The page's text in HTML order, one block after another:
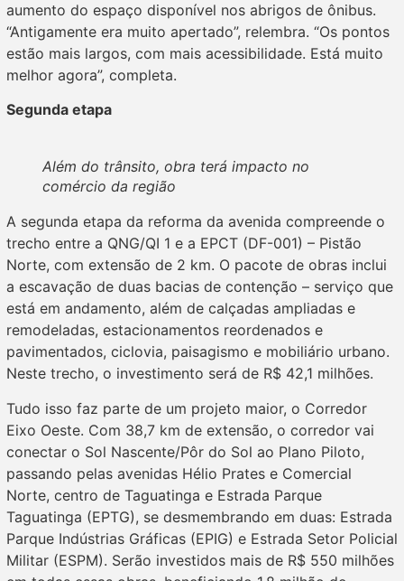
aumento do espaço disponível nos abrigos de ônibus.
“Antigamente era muito apertado”, relembra. “Os pontos
estão mais largos, com mais acessibilidade. Está muito
melhor agora”, completa.
Segunda etapa
Além do trânsito, obra terá impacto no
comércio da região
A segunda etapa da reforma da avenida compreende o
trecho entre a QNG/QI 1 e a EPCT (DF-001) – Pistão
Norte, com extensão de 2 km. O pacote de obras inclui
a escavação de duas bacias de contenção – serviço que
está em andamento, além de calçadas ampliadas e
remodeladas, estacionamentos reordenados e
pavimentados, ciclovia, paisagismo e mobiliário urbano.
Neste trecho, o investimento será de R$ 42,1 milhões.
Tudo isso faz parte de um projeto maior, o Corredor
Eixo Oeste. Com 38,7 km de extensão, o corredor vai
conectar o Sol Nascente/Pôr do Sol ao Plano Piloto,
passando pelas avenidas Hélio Prates e Comercial
Norte, centro de Taguatinga e Estrada Parque
Taguatinga (EPTG), se desmembrando em duas: Estrada
Parque Indústrias Gráficas (EPIG) e Estrada Setor Policial
Militar (ESPM). Serão investidos mais de R$ 550 milhões